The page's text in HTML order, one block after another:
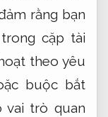
rằng bạn
cặp tài
theo yêu
buộc bắt
vai trò quan